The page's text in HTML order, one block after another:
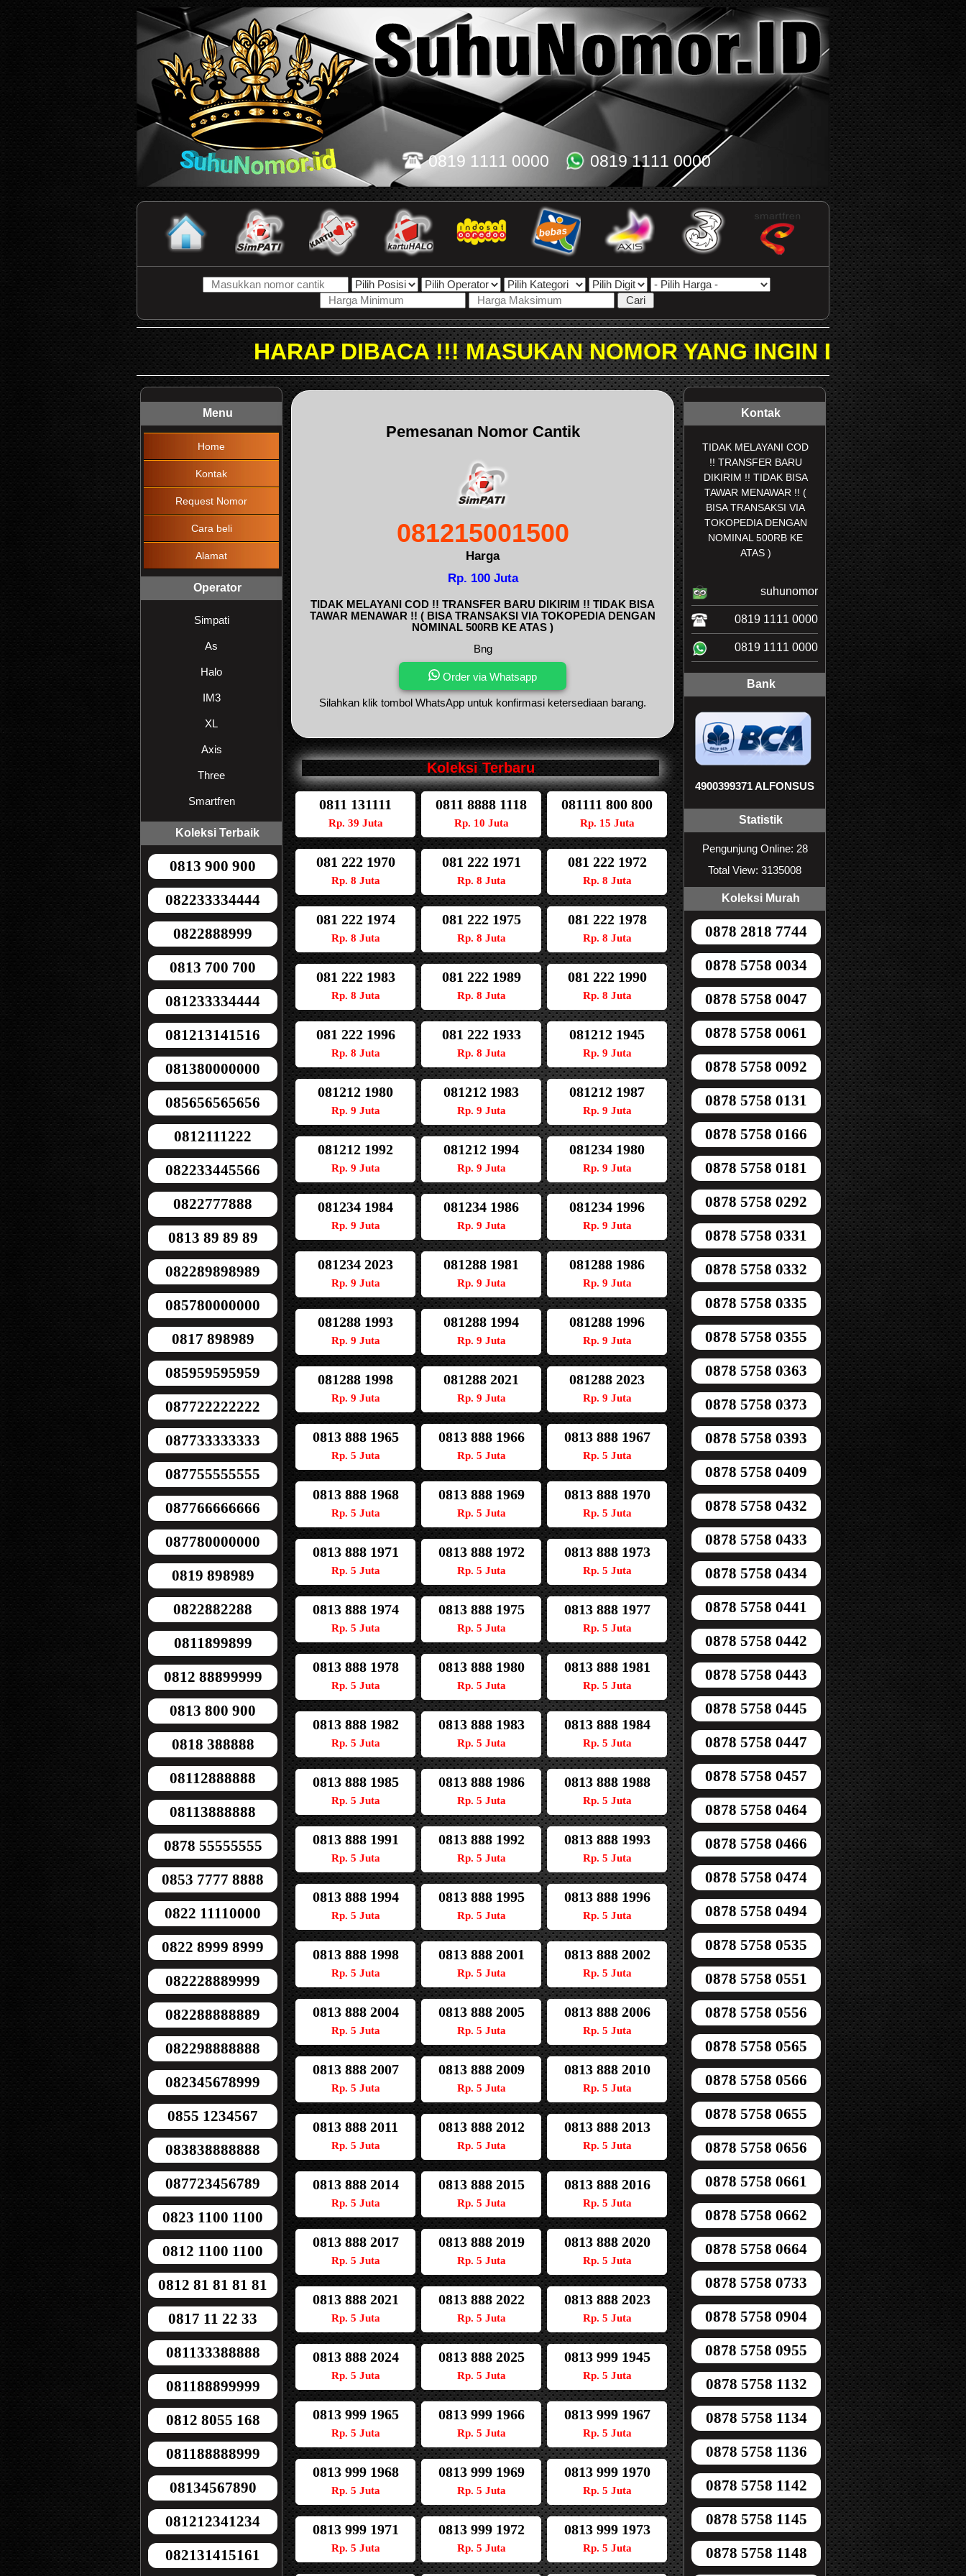
0819 1111 0000 0819 1111 0000
HARAP DIBACA !!! MASUKAN NOMOR YANG INGIN DICARI PADA KOLOM
Menu
Home
Kontak
Request Nomor
Cara beli
Alamat
Operator
Simpati
As
Halo
IM3
XL
Axis
Three
Smartfren
Koleksi Terbaik
0813 900 900
082233334444
0822888999
0813 700 700
081233334444
081213141516
081380000000
085656565656
0812111222
082233445566
0822777888
0813 89 89 89
082289898989
085780000000
0817 898989
085959595959
087722222222
087733333333
087755555555
087766666666
087780000000
0819 898989
0822882288
0811899899
0812 88899999
0813 800 900
0818 388888
08112888888
08113888888
0878 55555555
0853 7777 8888
0822 11110000
0822 8999 8999
082228889999
082288888889
082298888888
082345678999
0855 1234567
083838888888
087723456789
0823 1100 1100
0812 1100 1100
0812 81 81 81 81
0817 11 22 33
081133388888
081188899999
0812 8055 168
081188888999
08134567890
081212341234
082131415161
Pemesanan Nomor Cantik
081215001500
Harga
Rp. 100 Juta
TIDAK MELAYANI COD !! TRANSFER BARU DIKIRIM !! TIDAK BISA
TAWAR MENAWAR !! ( BISA TRANSAKSI VIA TOKOPEDIA DENGAN
NOMINAL 500RB KE ATAS )
Bng
Order via Whatsapp
Silahkan klik tombol WhatsApp untuk konfirmasi ketersediaan barang.
Koleksi Terbaru
0811 131111
Rp. 39 Juta
0811 8888 1118
Rp. 10 Juta
081111 800 800
Rp. 15 Juta
081 222 1970
Rp. 8 Juta
081 222 1971
Rp. 8 Juta
081 222 1972
Rp. 8 Juta
081 222 1974
Rp. 8 Juta
081 222 1975
Rp. 8 Juta
081 222 1978
Rp. 8 Juta
081 222 1983
Rp. 8 Juta
081 222 1989
Rp. 8 Juta
081 222 1990
Rp. 8 Juta
081 222 1996
Rp. 8 Juta
081 222 1933
Rp. 8 Juta
081212 1945
Rp. 9 Juta
081212 1980
Rp. 9 Juta
081212 1983
Rp. 9 Juta
081212 1987
Rp. 9 Juta
081212 1992
Rp. 9 Juta
081212 1994
Rp. 9 Juta
081234 1980
Rp. 9 Juta
081234 1984
Rp. 9 Juta
081234 1986
Rp. 9 Juta
081234 1996
Rp. 9 Juta
081234 2023
Rp. 9 Juta
081288 1981
Rp. 9 Juta
081288 1986
Rp. 9 Juta
081288 1993
Rp. 9 Juta
081288 1994
Rp. 9 Juta
081288 1996
Rp. 9 Juta
081288 1998
Rp. 9 Juta
081288 2021
Rp. 9 Juta
081288 2023
Rp. 9 Juta
0813 888 1965
Rp. 5 Juta
0813 888 1966
Rp. 5 Juta
0813 888 1967
Rp. 5 Juta
0813 888 1968
Rp. 5 Juta
0813 888 1969
Rp. 5 Juta
0813 888 1970
Rp. 5 Juta
0813 888 1971
Rp. 5 Juta
0813 888 1972
Rp. 5 Juta
0813 888 1973
Rp. 5 Juta
0813 888 1974
Rp. 5 Juta
0813 888 1975
Rp. 5 Juta
0813 888 1977
Rp. 5 Juta
0813 888 1978
Rp. 5 Juta
0813 888 1980
Rp. 5 Juta
0813 888 1981
Rp. 5 Juta
0813 888 1982
Rp. 5 Juta
0813 888 1983
Rp. 5 Juta
0813 888 1984
Rp. 5 Juta
0813 888 1985
Rp. 5 Juta
0813 888 1986
Rp. 5 Juta
0813 888 1988
Rp. 5 Juta
0813 888 1991
Rp. 5 Juta
0813 888 1992
Rp. 5 Juta
0813 888 1993
Rp. 5 Juta
0813 888 1994
Rp. 5 Juta
0813 888 1995
Rp. 5 Juta
0813 888 1996
Rp. 5 Juta
0813 888 1998
Rp. 5 Juta
0813 888 2001
Rp. 5 Juta
0813 888 2002
Rp. 5 Juta
0813 888 2004
Rp. 5 Juta
0813 888 2005
Rp. 5 Juta
0813 888 2006
Rp. 5 Juta
0813 888 2007
Rp. 5 Juta
0813 888 2009
Rp. 5 Juta
0813 888 2010
Rp. 5 Juta
0813 888 2011
Rp. 5 Juta
0813 888 2012
Rp. 5 Juta
0813 888 2013
Rp. 5 Juta
0813 888 2014
Rp. 5 Juta
0813 888 2015
Rp. 5 Juta
0813 888 2016
Rp. 5 Juta
0813 888 2017
Rp. 5 Juta
0813 888 2019
Rp. 5 Juta
0813 888 2020
Rp. 5 Juta
0813 888 2021
Rp. 5 Juta
0813 888 2022
Rp. 5 Juta
0813 888 2023
Rp. 5 Juta
0813 888 2024
Rp. 5 Juta
0813 888 2025
Rp. 5 Juta
0813 999 1945
Rp. 5 Juta
0813 999 1965
Rp. 5 Juta
0813 999 1966
Rp. 5 Juta
0813 999 1967
Rp. 5 Juta
0813 999 1968
Rp. 5 Juta
0813 999 1969
Rp. 5 Juta
0813 999 1970
Rp. 5 Juta
0813 999 1971
Rp. 5 Juta
0813 999 1972
Rp. 5 Juta
0813 999 1973
Rp. 5 Juta
Kontak
TIDAK MELAYANI COD
!! TRANSFER BARU
DIKIRIM !! TIDAK BISA
TAWAR MENAWAR !! (
BISA TRANSAKSI VIA
TOKOPEDIA DENGAN
NOMINAL 500RB KE
ATAS )
suhunomor
0819 1111 0000
0819 1111 0000
Bank
4900399371 ALFONSUS
Statistik
Pengunjung Online: 28
Total View: 3135008
Koleksi Murah
0878 2818 7744
0878 5758 0034
0878 5758 0047
0878 5758 0061
0878 5758 0092
0878 5758 0131
0878 5758 0166
0878 5758 0181
0878 5758 0292
0878 5758 0331
0878 5758 0332
0878 5758 0335
0878 5758 0355
0878 5758 0363
0878 5758 0373
0878 5758 0393
0878 5758 0409
0878 5758 0432
0878 5758 0433
0878 5758 0434
0878 5758 0441
0878 5758 0442
0878 5758 0443
0878 5758 0445
0878 5758 0447
0878 5758 0457
0878 5758 0464
0878 5758 0466
0878 5758 0474
0878 5758 0494
0878 5758 0535
0878 5758 0551
0878 5758 0556
0878 5758 0565
0878 5758 0566
0878 5758 0655
0878 5758 0656
0878 5758 0661
0878 5758 0662
0878 5758 0664
0878 5758 0733
0878 5758 0904
0878 5758 0955
0878 5758 1132
0878 5758 1134
0878 5758 1136
0878 5758 1142
0878 5758 1145
0878 5758 1148